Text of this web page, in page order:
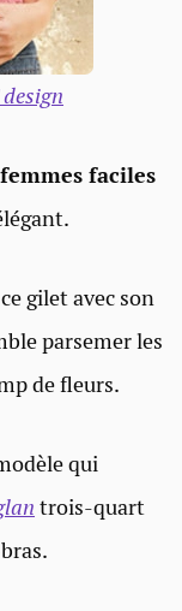
faciles
gilet avec son
parsemer les
de fleurs.
qui
trois-quart